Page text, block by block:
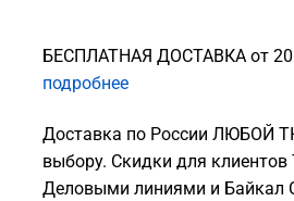
БЕСПЛАТНАЯ ДОСТАВКА от 20
подробнее
Доставка по России ЛЮБОЙ
выбору. Скидки для
Деловыми линиями и Байкал